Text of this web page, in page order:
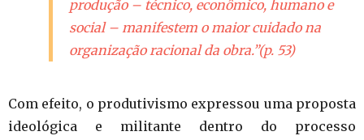
produção – técnico, econômico, humano e
social – manifestem o maior cuidado na
organização racional da obra.”(p. 53)
Com efeito, o produtivismo expressou uma proposta
ideológica e militante dentro do processo